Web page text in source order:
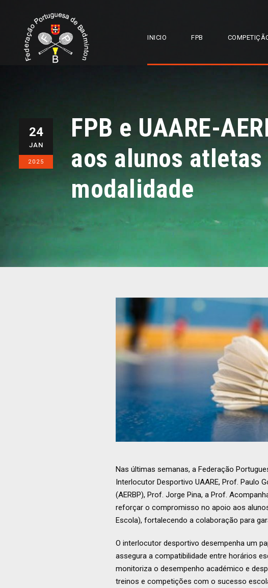
INICIO FPB
24
JAN
2025
FPB e UAARE-
aos alunos
modalidade
Nas últimas semanas, a Federação
Interlocutor Desportivo UAARE, Prof. Paulo
(AERBP), Prof. Jorge Pina, a Prof.
reforçar o compromisso no apoio aos
Escola), fortalecendo a colaboração para
O interlocutor desportivo desempenha um
assegura a compatibilidade entre horários
monitoriza o desempenho académico e
treinos e competições com o sucesso